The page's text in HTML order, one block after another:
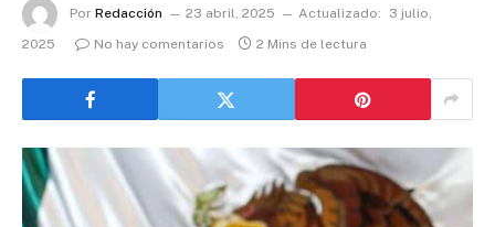
Por Redacción 23 abril, 2025 Actualizado:
3 julio,
2025
No hay comentarios 2 Mins de lectura